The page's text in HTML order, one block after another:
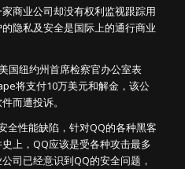
商业公司却没有权利监视跟踪用
隐私及安全是国际上的通行商业
纽约州首席检察官办公室表
将支付10万美元和解金，该公
而遭投诉。
性能缺陷，针对QQ的各种黑客
上，QQ应该是受各种攻击最多
司已经意识到QQ的安全问题，